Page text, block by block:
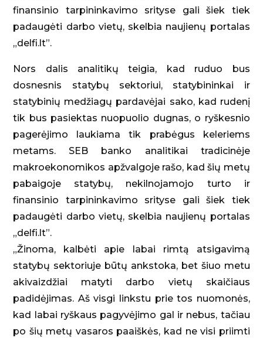
finansinio tarpininkavimo srityse gali šiek tiek
padaugėti darbo vietų, skelbia naujienų portalas
„delfi.lt”.
Nors dalis analitikų teigia, kad ruduo bus
dosnesnis statybų sektoriui, statybininkai ir
statybinių medžiagų pardavėjai sako, kad rudenį
tik bus pasiektas nuopuolio dugnas, o ryškesnio
pagerėjimo laukiama tik prabėgus keleriems
metams. SEB banko analitikai tradicinėje
makroekonomikos apžvalgoje rašo, kad šių metų
pabaigoje statybų, nekilnojamojo turto ir
finansinio tarpininkavimo srityse gali šiek tiek
padaugėti darbo vietų, skelbia naujienų portalas
„delfi.lt”.
„Žinoma, kalbėti apie labai rimtą atsigavimą
statybų sektoriuje būtų ankstoka, bet šiuo metu
akivaizdžiai matyti darbo vietų skaičiaus
padidėjimas. Aš visgi linkstu prie tos nuomonės,
kad labai ryškaus pagyvėjimo gal ir nebus, tačiau
po šių metų vasaros paaiškės, kad ne visi priimti